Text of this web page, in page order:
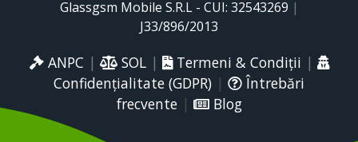
Glassgsm Mobile S.R.L - CUI: 32543269 |
J33/896/2013
ANPC | SOL| Termeni & Condiții |
Confidențialitate (GDPR) |
Întrebări
frecvente| Blog